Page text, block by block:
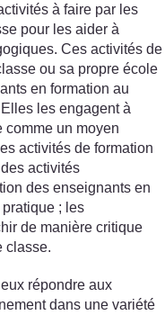
à faire par les
pour les aider à
Ces activités de
ou sa propre école
en formation au
les engagent à
comme un moyen
activités de formation
activités
des enseignants en
; les
de manière critique
classe.
répondre aux
dans une variété